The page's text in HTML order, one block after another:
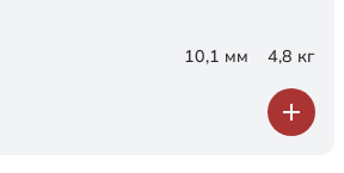
10,1 мм 4,8 кг